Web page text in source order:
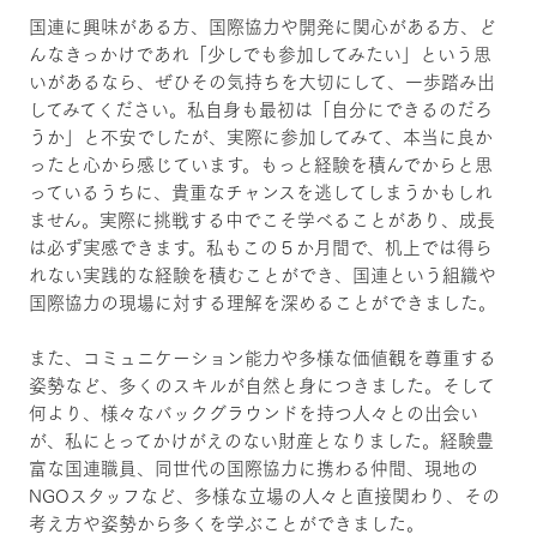
国連に興味がある方、国際協力や開発に関心がある方、ど
んなきっかけであれ「少しでも参加してみたい」という思
いがあるなら、ぜひその気持ちを大切にして、一歩踏み出
してみてください。私自身も最初は「自分にできるのだろ
うか」と不安でしたが、実際に参加してみて、本当に良か
ったと心から感じています。もっと経験を積んでからと思
っているうちに、貴重なチャンスを逃してしまうかもしれ
ません。実際に挑戦する中でこそ学べることがあり、成長
は必ず実感できます。私もこの５か月間で、机上では得ら
れない実践的な経験を積むことができ、国連という組織や
国際協力の現場に対する理解を深めることができました。
また、コミュニケーション能力や多様な価値観を尊重する
姿勢など、多くのスキルが自然と身につきました。そして
何より、様々なバックグラウンドを持つ人々との出会い
が、私にとってかけがえのない財産となりました。経験豊
富な国連職員、同世代の国際協力に携わる仲間、現地の
NGOスタッフなど、多様な立場の人々と直接関わり、その
考え方や姿勢から多くを学ぶことができました。